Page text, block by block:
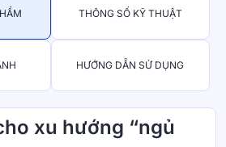
THÔNG SỐ KỸ THUẬT
HƯỚNG DẪN SỬ DỤNG
xu hướng “ngủ